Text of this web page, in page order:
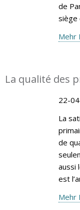
de
siège
Mehr
La qualité des
22-
La
de
aussi
est
Mehr